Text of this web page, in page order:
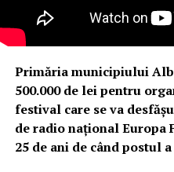
Primăria municipiului
500.000 de lei pentru
festival care se va
de radio național Europa
25 de ani de când postul